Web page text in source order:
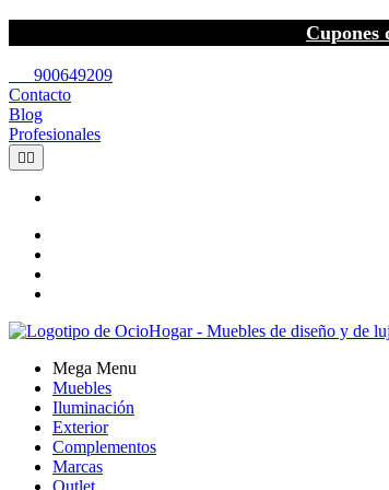
Cupones
900649209
Contacto
Blog
Profesionales
 
Mega Menu
Muebles
Iluminación
Exterior
Complementos
Marcas
Outlet